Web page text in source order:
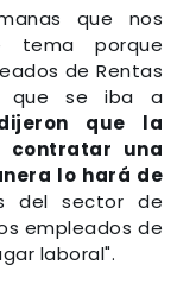
que nos
tema porque
de Rentas
que se iba a
que la
contratar una
lo hará de
del sector de
empleados de
laboral".